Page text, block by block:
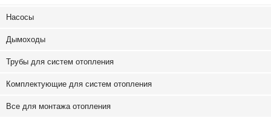
Насосы
Дымоходы
Трубы для систем отопления
Комплектующие для систем отопления
Все для монтажа отопления